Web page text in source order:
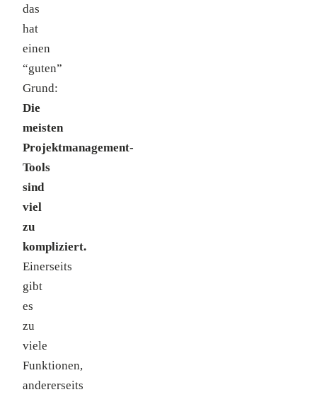
das
hat
einen
“guten”
Grund:
Die
meisten
Projektmanagement-
Tools
sind
viel
zu
kompliziert.
Einerseits
gibt
es
zu
viele
Funktionen,
andererseits